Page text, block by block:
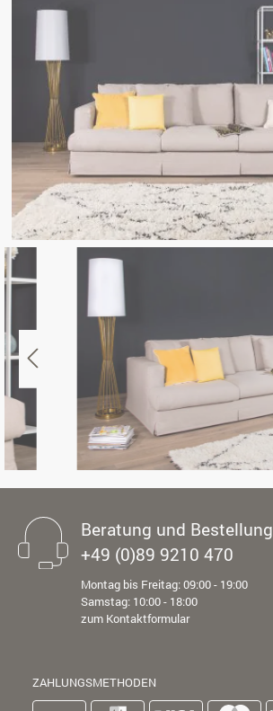
Beratung und Bestellung
+49 (0)89 9210 470
Montag bis Freitag: 09:00 - 19:00
Samstag: 10:00 - 18:00
zum Kontaktformular
ZAHLUNGSMETHODEN